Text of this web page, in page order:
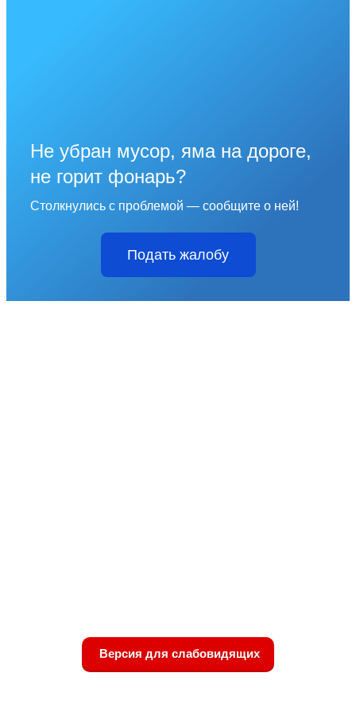
Не убран мусор, яма на дороге,
не горит фонарь?
Столкнулись с проблемой — сообщите о ней!
Подать жалобу
Версия для слабовидящих